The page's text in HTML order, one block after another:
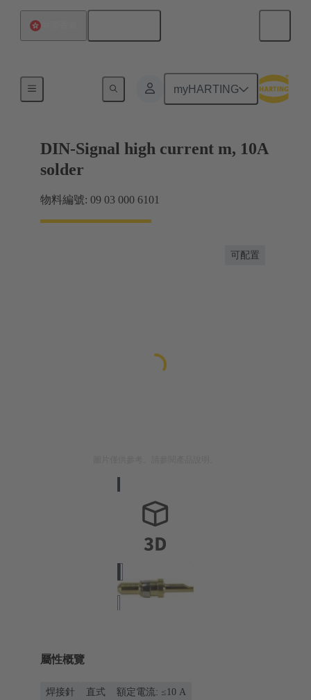
myHARTING
DIN-Signal high current m, 10A
solder
物料編號: 09 03 000 6101
可配置
屬性概覽
焊接針 直式
額定電流: ≤10 A